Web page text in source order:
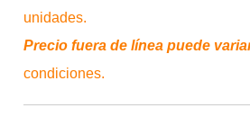
unidades.
Precio fuera de línea puede
condiciones.